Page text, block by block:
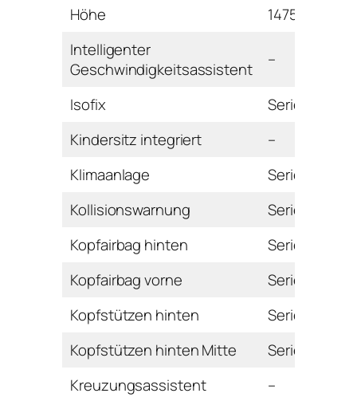
Höhe
1475 mm
Intelligenter
Geschwindigkeitsassistent
–
Isofix
Serie
Kindersitz integriert
–
Klimaanlage
Serie
Kollisionswarnung
Serie
Kopfairbag hinten
Serie
Kopfairbag vorne
Serie
Kopfstützen hinten
Serie
Kopfstützen hinten Mitte
Serie
Kreuzungsassistent
–